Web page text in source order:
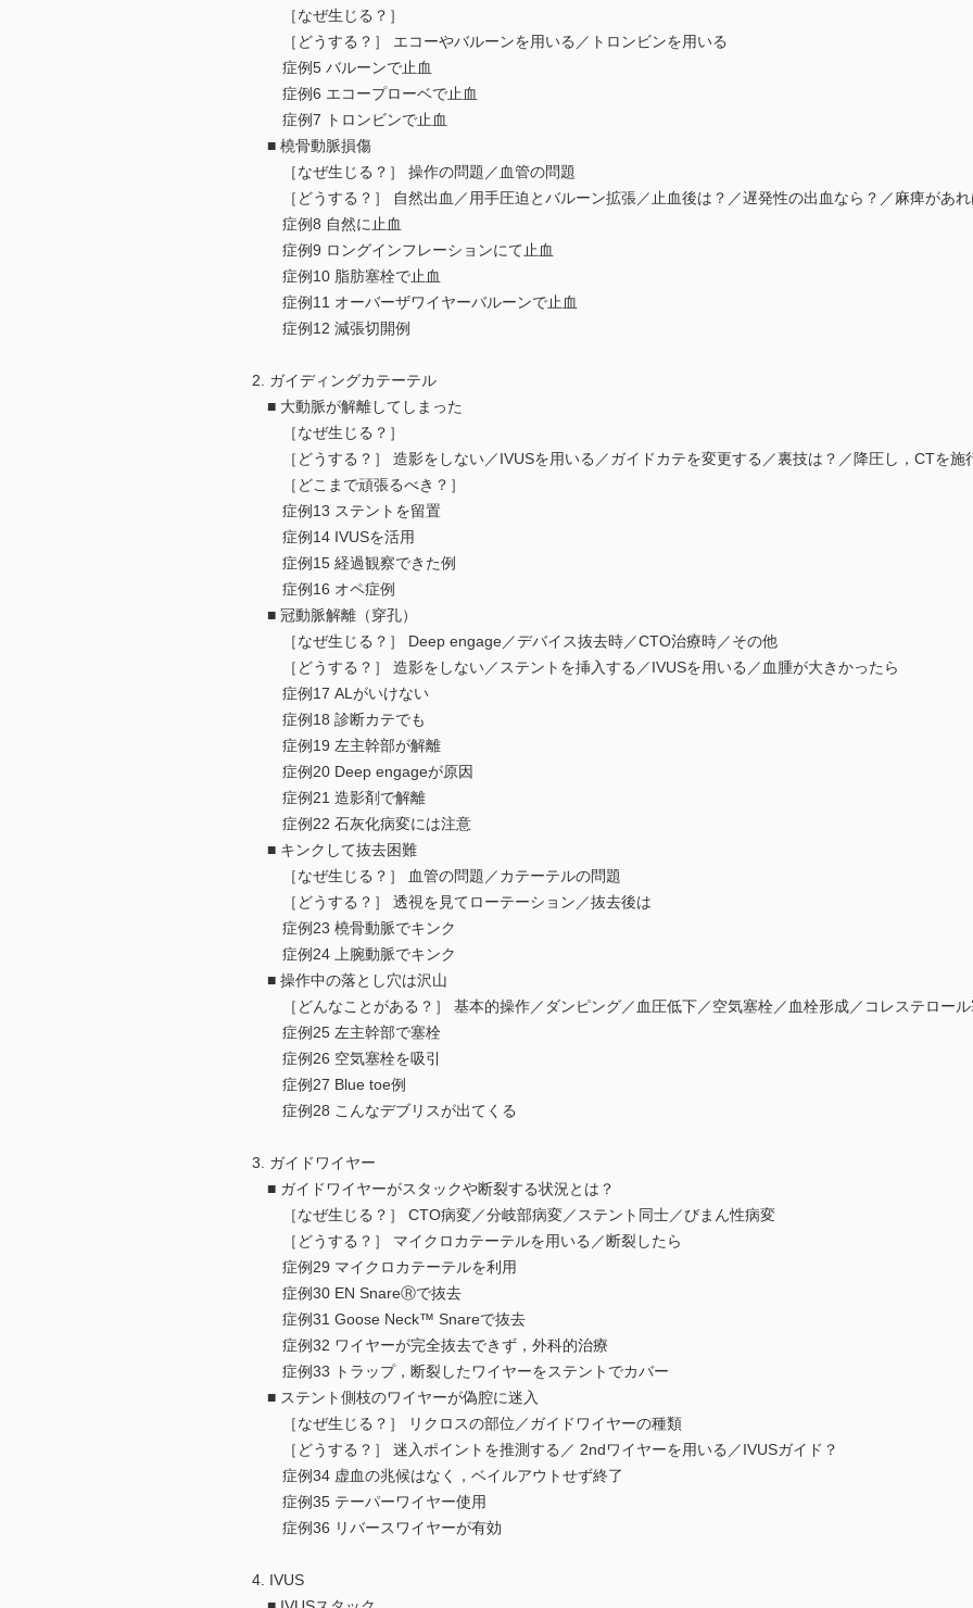
［なぜ生じる？］
［どうする？］ エコーやバルーンを用いる／トロンビンを用いる
症例5 バルーンで止血
症例6 エコープローベで止血
症例7 トロンビンで止血
■ 橈骨動脈損傷
［なぜ生じる？］ 操作の問題／血管の問題
［どうする？］ 自然出血／用手圧迫とバルーン拡張／止血後は？／遅発性の出血なら？／麻痺があ
症例8 自然に止血
症例9 ロングインフレーションにて止血
症例10 脂肪塞栓で止血
症例11 オーバーザワイヤーバルーンで止血
症例12 減張切開例
2. ガイディングカテーテル
■ 大動脈が解離してしまった
［なぜ生じる？］
［どうする？］ 造影をしない／IVUSを用いる／ガイドカテを変更する／裏技は？／降圧し，CTを施
［どこまで頑張るべき？］
症例13 ステントを留置
症例14 IVUSを活用
症例15 経過観察できた例
症例16 オペ症例
■ 冠動脈解離（穿孔）
［なぜ生じる？］ Deep engage／デバイス抜去時／CTO治療時／その他
［どうする？］ 造影をしない／ステントを挿入する／IVUSを用いる／血腫が大きかったら
症例17 ALがいけない
症例18 診断カテでも
症例19 左主幹部が解離
症例20 Deep engageが原因
症例21 造影剤で解離
症例22 石灰化病変には注意
■ キンクして抜去困難
［なぜ生じる？］ 血管の問題／カテーテルの問題
［どうする？］ 透視を見てローテーション／抜去後は
症例23 橈骨動脈でキンク
症例24 上腕動脈でキンク
■ 操作中の落とし穴は沢山
［どんなことがある？］ 基本的操作／ダンピング／血圧低下／空気塞栓／血栓形成／コレステロー
症例25 左主幹部で塞栓
症例26 空気塞栓を吸引
症例27 Blue toe例
症例28 こんなデブリスが出てくる
3. ガイドワイヤー
■ ガイドワイヤーがスタックや断裂する状況とは？
［なぜ生じる？］ CTO病変／分岐部病変／ステント同士／びまん性病変
［どうする？］ マイクロカテーテルを用いる／断裂したら
症例29 マイクロカテーテルを利用
症例30 EN SnareⓇで抜去
症例31 Goose Neck™ Snareで抜去
症例32 ワイヤーが完全抜去できず，外科的治療
症例33 トラップ，断裂したワイヤーをステントでカバー
■ ステント側枝のワイヤーが偽腔に迷入
［なぜ生じる？］ リクロスの部位／ガイドワイヤーの種類
［どうする？］ 迷入ポイントを推測する／ 2ndワイヤーを用いる／IVUSガイド？
症例34 虚血の兆候はなく，ベイルアウトせず終了
症例35 テーパーワイヤー使用
症例36 リバースワイヤーが有効
4. IVUS